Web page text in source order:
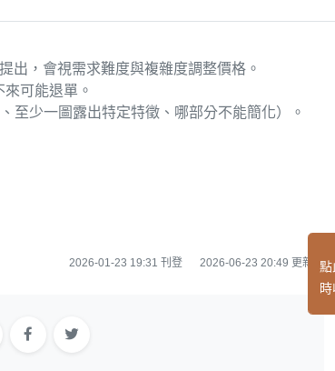
出，會視需求難度與複雜度調整價格。
可能退單。
至少一圖露出特定特徵、哪部分不能簡化）。
2026-01-23 19:31 刊登 2026-06-23 20:49 更新
點